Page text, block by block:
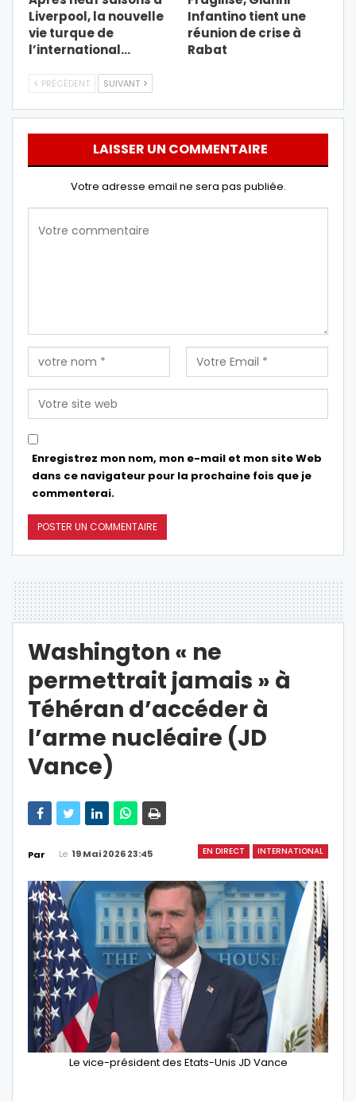
Liverpool, la nouvelle
vie turque de
l’international…
Infantino tient une
réunion de crise à
Rabat
PRÉCÉDENT SUIVANT
LAISSER UN COMMENTAIRE
Votre adresse email ne sera pas publiée.
Enregistrez mon nom, mon e-mail et mon site Web
dans ce navigateur pour la prochaine fois que je
commenterai.
Washington « ne
permettrait jamais » à
Téhéran d’accéder à
l’arme nucléaire (JD
Vance)
EN DIRECT INTERNATIONAL
Par Le 19 Mai 2026 23:45
Le vice-président des Etats-Unis JD Vance